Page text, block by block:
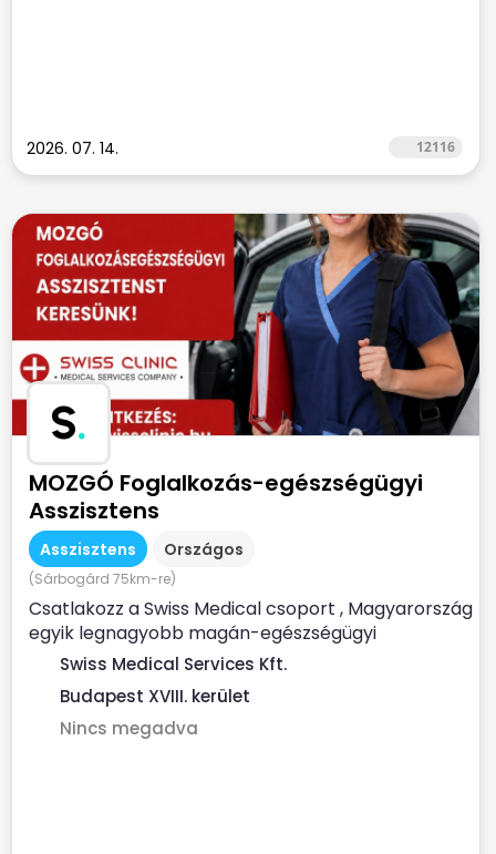
2026. 07. 14. 12116
S.
MOZGÓ Foglalkozás-egészségügyi
Asszisztens
Asszisztens Országos
(Sárbogárd 75km-re)
Csatlakozz a Swiss Medical csoport , Magyarország
egyik legnagyobb magán-egészségügyi
szolgáltatójához ...
Swiss Medical Services Kft.
Budapest XVIII. kerület
Nincs megadva